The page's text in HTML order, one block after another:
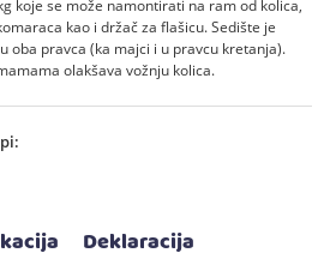
koje se može namontirati na ram od kolica,
kao i držač za flašicu. Sedište je
oba pravca (ka majci i u pravcu kretanja).
olakšava vožnju kolica.
Deklaracija